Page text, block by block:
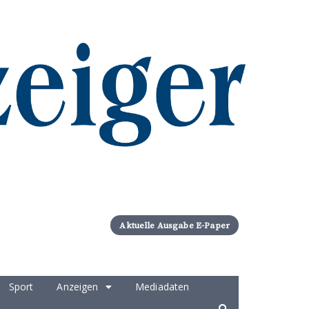
Aktuelle Ausgabe E-Paper
Sport Anzeigen
Mediadaten